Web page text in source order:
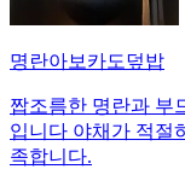
명란아보카도덮밥
짭조름한 명란과 부
입니다 야채가 적절
족합니다.